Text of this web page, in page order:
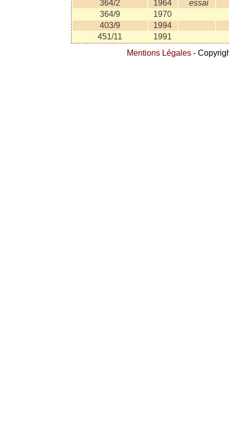
364/2
1964
essai
364/9
1970
403/9
1994
451/11
1991
Mentions Légales -